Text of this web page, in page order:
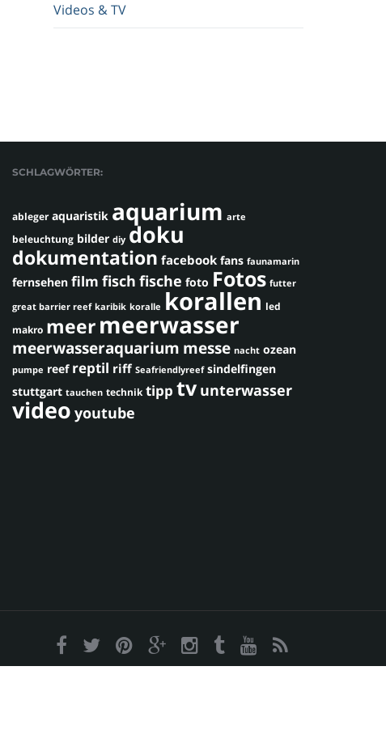
Videos & TV
SCHLAGWÖRTER:
ableger aquaristik aquarium arte
beleuchtung bilder diy doku
dokumentation facebook fans faunamarin
fernsehen film fisch fische foto Fotos futter
great barrier reef karibik koralle korallen led
makro meermeerwasser
meerwasseraquarium messe nacht ozean
pumpe reef reptil riff Seafriendlyreef sindelfingen
stuttgart tauchen technik tipp tv unterwasser
video youtube